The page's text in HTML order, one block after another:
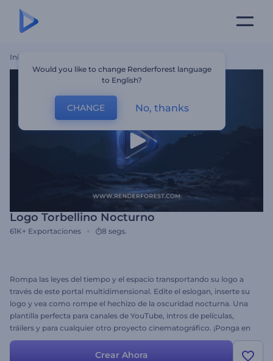
Inicio
Logo Torbellino Nocturno
61K+ Exportaciones 8 segs.
Rompa las leyes del tiempo y el espacio transportando su logo a
través de este portal multidimensional. Edite el eslogan, inserte su
logo y vea como rompe el hechizo de la oscuridad nocturna. Una
plantilla perfecta para canales de YouTube, intros de películas,
tráilers y para cualquier otro proyecto cinematográfico. ¡Ponga en
marcha el torbellino nocturno ahora!
Crear Ahora
Would you like to change Renderforest language
to English?
CHANGE No, thanks